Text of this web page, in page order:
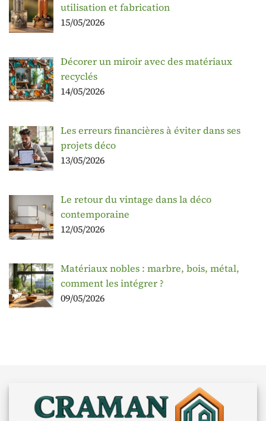
utilisation et fabrication
15/05/2026
Décorer un miroir avec des matériaux
recyclés
14/05/2026
Les erreurs financières à éviter dans ses
projets déco
13/05/2026
Le retour du vintage dans la déco
contemporaine
12/05/2026
Matériaux nobles : marbre, bois, métal,
comment les intégrer ?
09/05/2026